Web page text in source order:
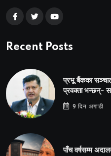
Recent Posts
प्रभू बैंकका
प्रवक्ता भन्छन्-
9 दिन अगाडी
पाँच वर्षसम्म